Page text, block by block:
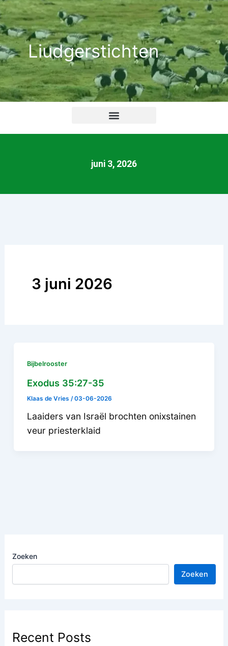
Ga
naar
de
inhoudLiudgerstichten
juni 3, 2026
Zoeken
Zoeken
Recent Posts
3 juni 2026
Bijbelrooster
Exodus 35:27-35
Klaas de Vries/03-06-2026
Laaiders van Israël brochten onixstainen
veur priesterklaid